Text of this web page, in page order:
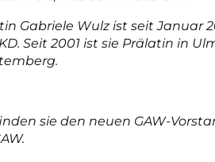
Gabriele Wulz ist seit Januar
Seit 2001 ist sie Prälatin in
sie den neuen GAW-